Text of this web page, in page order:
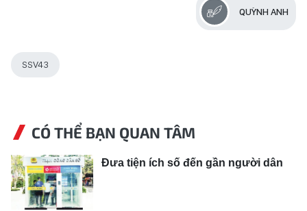
QUỲNH ANH
SSV43
CÓ THỂ BẠN QUAN TÂM
Đưa tiện ích số đến gần người dân